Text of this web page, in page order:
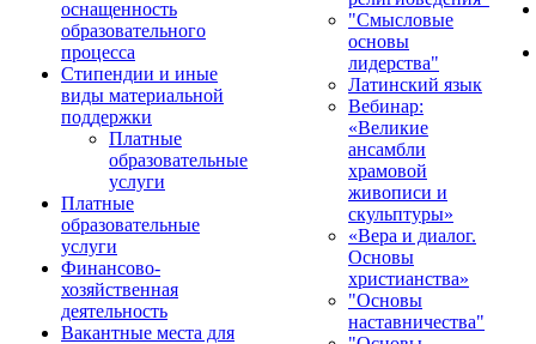
оснащенность
образовательного
процесса
Стипендии и иные
виды материальной
поддержки
Платные
образовательные
услуги
Платные
образовательные
услуги
Финансово-
хозяйственная
деятельность
Вакантные места для
"Смысловые
основы
лидерства"
Латинский язык
Вебинар:
«Великие
ансамбли
храмовой
живописи и
скульптуры»
«Вера и диалог.
Основы
христианства»
"Основы
наставничества"